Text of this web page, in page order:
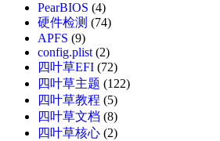
PearBIOS (4)
硬件检测 (74)
APFS (9)
config.plist(2)
四叶草EFI (72)
四叶草主题 (122)
四叶草教程 (5)
四叶草文档 (8)
四叶草核心 (2)